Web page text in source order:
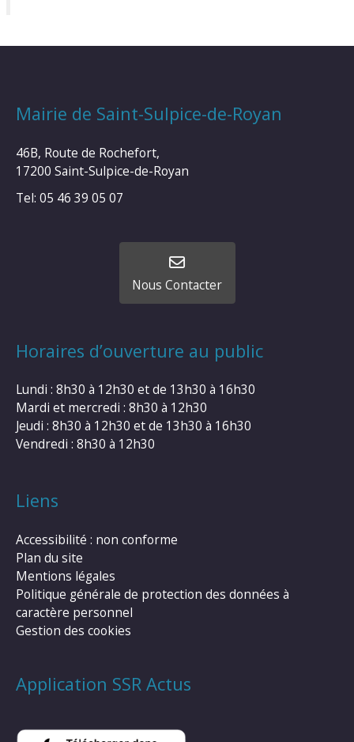
Mairie de Saint-Sulpice-de-Royan
46B, Route de Rochefort,
17200 Saint-Sulpice-de-Royan
Tel: 05 46 39 05 07
Nous Contacter
Horaires d’ouverture au public
Lundi : 8h30 à 12h30 et de 13h30 à 16h30
Mardi et mercredi : 8h30 à 12h30
Jeudi : 8h30 à 12h30 et de 13h30 à 16h30
Vendredi : 8h30 à 12h30
Liens
Accessibilité : non conforme
Plan du site
Mentions légales
Politique générale de protection des données à
caractère personnel
Gestion des cookies
Application SSR Actus